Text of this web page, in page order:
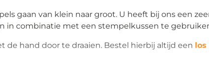
gaan van klein naar groot. U heeft bij ons een
in combinatie met een stempelkussen te
de hand door te draaien. Bestel hierbij altijd een los